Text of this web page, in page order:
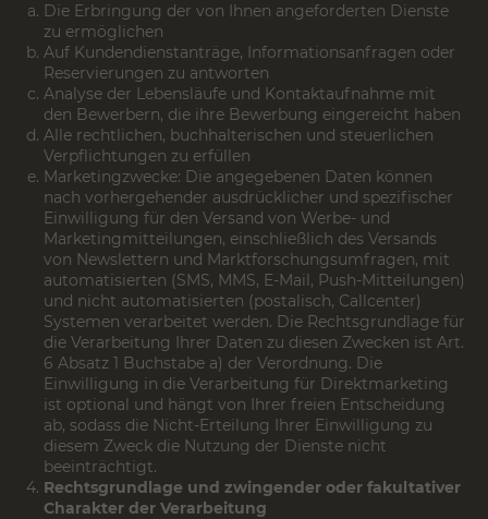
Die Erbringung der von Ihnen angeforderten Dienste
zu ermöglichen
Auf Kundendienstanträge, Informationsanfragen oder
Reservierungen zu antworten
Analyse der Lebensläufe und Kontaktaufnahme mit
den Bewerbern, die ihre Bewerbung eingereicht haben
Alle rechtlichen, buchhalterischen und steuerlichen
Verpflichtungen zu erfüllen
Marketingzwecke: Die angegebenen Daten können
nach vorhergehender ausdrücklicher und spezifischer
Einwilligung für den Versand von Werbe- und
Marketingmitteilungen, einschließlich des Versands
von Newslettern und Marktforschungsumfragen, mit
automatisierten (SMS, MMS, E-Mail, Push-Mitteilungen)
und nicht automatisierten (postalisch, Callcenter)
Systemen verarbeitet werden. Die Rechtsgrundlage für
die Verarbeitung Ihrer Daten zu diesen Zwecken ist Art.
6 Absatz 1 Buchstabe a) der Verordnung. Die
Einwilligung in die Verarbeitung für Direktmarketing
ist optional und hängt von Ihrer freien Entscheidung
ab, sodass die Nicht-Erteilung Ihrer Einwilligung zu
diesem Zweck die Nutzung der Dienste nicht
beeinträchtigt.
Rechtsgrundlage und zwingender oder fakultativer
Charakter der Verarbeitung